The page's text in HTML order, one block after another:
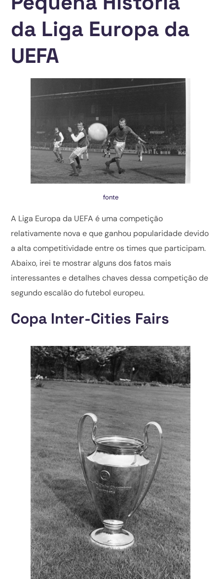
da Liga Europa da
UEFA
fonte
A Liga Europa da UEFA é uma competição
relativamente nova e que ganhou popularidade devido
a alta competitividade entre os times que participam.
Abaixo, irei te mostrar alguns dos fatos mais
interessantes e detalhes chaves dessa competição de
segundo escalão do futebol europeu.
Copa Inter-Cities Fairs